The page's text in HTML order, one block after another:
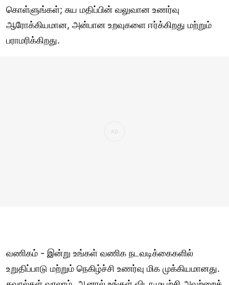
கொள்ளுங்கள்; சுய மதிப்பின் வலுவான உணர்வு
ஆரோக்கியமான, அன்பான உறவுகளை ஈர்க்கிறது மற்றும்
பராமரிக்கிறது.
வணிகம் - இன்று உங்கள் வணிக நடவடிக்கைகளில்
உறுதிப்பாடு மற்றும் நெகிழ்ச்சி உணர்வு மிக முக்கியமானது.